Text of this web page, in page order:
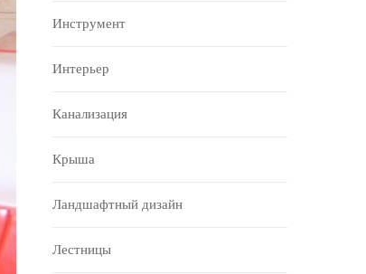
Инструмент
Интерьер
Канализация
Крыша
Ландшафтный дизайн
Лестницы